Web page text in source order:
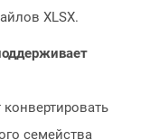
XLSX.
семейства